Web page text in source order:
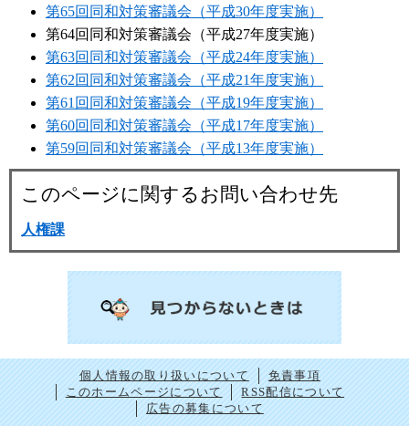
第65回同和対策審議会（平成30年度実施）
第64回同和対策審議会（平成27年度実施）
第63回同和対策審議会（平成24年度実施）
第62回同和対策審議会（平成21年度実施）
第61回同和対策審議会（平成19年度実施）
第60回同和対策審議会（平成17年度実施）
第59回同和対策審議会（平成13年度実施）
このページに関するお問い合わせ先
人権課
個人情報の取り扱いについて
免責事項
このホームページについて
RSS配信について
広告の募集について